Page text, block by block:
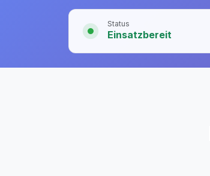
Status
Einsatzbereit